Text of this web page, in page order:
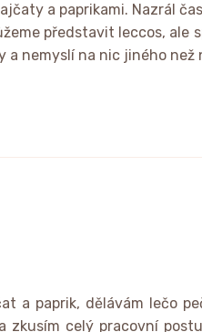
a paprikami. Nazrál
představit leccos,
nemyslí na nic jiného než
a paprik, dělávám lečo
zkusím celý pracovní